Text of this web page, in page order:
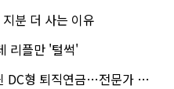
분 더 사는 이유
리플만 '털썩'
형 퇴직연금…전문가 조언은